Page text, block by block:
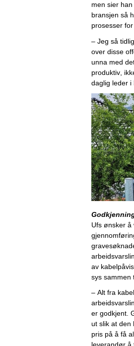
men sier
bransjen så
prosesser
– Jeg så
over disse
unna med
produktiv,
daglig leder i
Ufs ønsker
g
av kabel
sys sammen
– Alt fra
arbeid
er godkjent.
ut slik at den
pris på å få